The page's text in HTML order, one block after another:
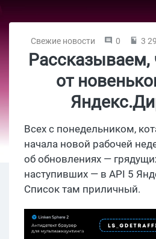
Свежие новости 0 3
Рассказываем,
от
Всех с понедельником,
начала новой рабочей
об обновлениях —
наступивших — в API 5
Список там приличный.